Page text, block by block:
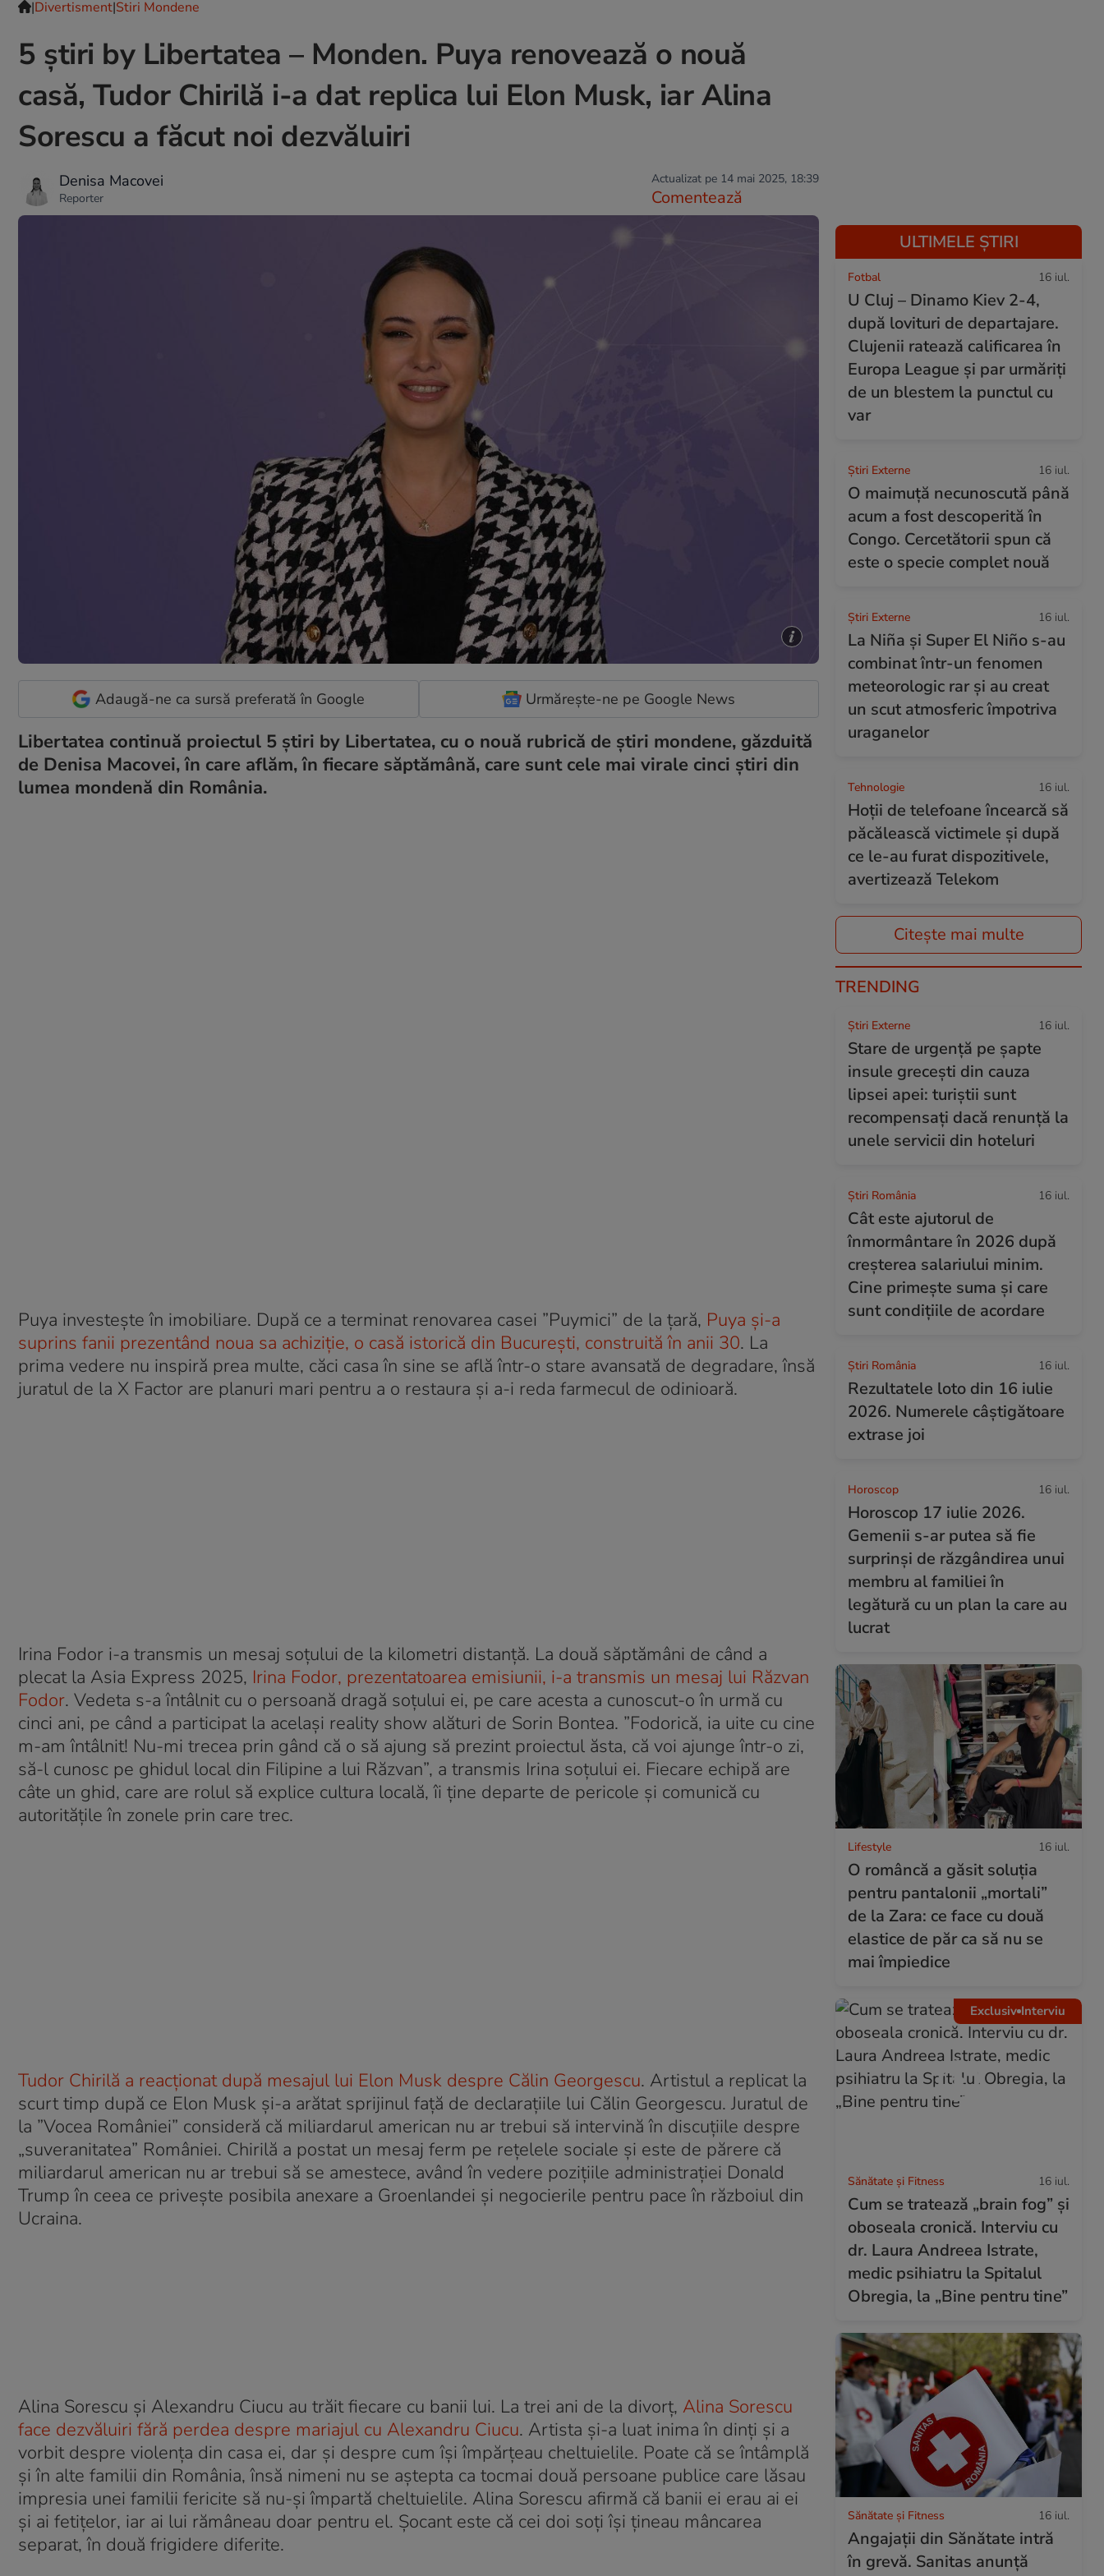
|Divertisment|Stiri Mondene
5 știri by Libertatea – Monden. Puya renovează o nouă
casă, Tudor Chirilă i-a dat replica lui Elon Musk, iar Alina
Sorescu a făcut noi dezvăluiri
Denisa Macovei
Reporter
Actualizat pe 14 mai 2025, 18:39
Comentează
Adaugă-ne ca sursă preferată în Google Urmărește-ne pe Google News
Libertatea continuă proiectul 5 știri by Libertatea, cu o nouă rubrică de știri mondene, găzduită
de Denisa Macovei, în care aflăm, în fiecare săptămână, care sunt cele mai virale cinci știri din
lumea mondenă din România.
Puya investește în imobiliare. După ce a terminat renovarea casei ”Puymici” de la țară, Puya și-a
suprins fanii prezentând noua sa achiziție, o casă istorică din București, construită în anii 30. La
prima vedere nu inspiră prea multe, căci casa în sine se află într-o stare avansată de degradare, însă
juratul de la X Factor are planuri mari pentru a o restaura și a-i reda farmecul de odinioară.
Irina Fodor i-a transmis un mesaj soțului de la kilometri distanță. La două săptămâni de când a
plecat la Asia Express 2025, Irina Fodor, prezentatoarea emisiunii, i-a transmis un mesaj lui Răzvan
Fodor. Vedeta s-a întâlnit cu o persoană dragă soțului ei, pe care acesta a cunoscut-o în urmă cu
cinci ani, pe când a participat la același reality show alături de Sorin Bontea. ”Fodorică, ia uite cu cine
m-am întâlnit! Nu-mi trecea prin gând că o să ajung să prezint proiectul ăsta, că voi ajunge într-o zi,
să-l cunosc pe ghidul local din Filipine a lui Răzvan”, a transmis Irina soțului ei. Fiecare echipă are
câte un ghid, care are rolul să explice cultura locală, îi ține departe de pericole și comunică cu
autoritățile în zonele prin care trec.
Tudor Chirilă a reacționat după mesajul lui Elon Musk despre Călin Georgescu. Artistul a replicat la
scurt timp după ce Elon Musk și-a arătat sprijinul față de declarațiile lui Călin Georgescu. Juratul de
la ”Vocea României” consideră că miliardarul american nu ar trebui să intervină în discuțiile despre
„suveranitatea” României. Chirilă a postat un mesaj ferm pe rețelele sociale și este de părere că
miliardarul american nu ar trebui să se amestece, având în vedere pozițiile administrației Donald
Trump în ceea ce privește posibila anexare a Groenlandei și negocierile pentru pace în războiul din
Ucraina.
Alina Sorescu și Alexandru Ciucu au trăit fiecare cu banii lui. La trei ani de la divorț, Alina Sorescu
face dezvăluiri fără perdea despre mariajul cu Alexandru Ciucu. Artista și-a luat inima în dinți și a
vorbit despre violența din casa ei, dar și despre cum își împărțeau cheltuielile. Poate că se întâmplă
și în alte familii din România, însă nimeni nu se aștepta ca tocmai două persoane publice care lăsau
impresia unei familii fericite să nu-și împartă cheltuielile. Alina Sorescu afirmă că banii ei erau ai ei
și ai fetițelor, iar ai lui rămâneau doar pentru el. Șocant este că cei doi soți își țineau mâncarea
separat, în două frigidere diferite.
ULTIMELE ȘTIRI
Fotbal 16 iul.
U Cluj – Dinamo Kiev 2-4,
după lovituri de departajare.
Clujenii ratează calificarea în
Europa League și par urmăriți
de un blestem la punctul cu
var
Știri Externe 16 iul.
O maimuță necunoscută până
acum a fost descoperită în
Congo. Cercetătorii spun că
este o specie complet nouă
Știri Externe 16 iul.
La Niña și Super El Niño s-au
combinat într-un fenomen
meteorologic rar și au creat
un scut atmosferic împotriva
uraganelor
Tehnologie 16 iul.
Hoții de telefoane încearcă să
păcălească victimele și după
ce le-au furat dispozitivele,
avertizează Telekom
Citește mai multe
TRENDING
Știri Externe 16 iul.
Stare de urgență pe șapte
insule grecești din cauza
lipsei apei: turiștii sunt
recompensați dacă renunță la
unele servicii din hoteluri
Știri România 16 iul.
Cât este ajutorul de
înmormântare în 2026 după
creșterea salariului minim.
Cine primește suma și care
sunt condițiile de acordare
Știri România 16 iul.
Rezultatele loto din 16 iulie
2026. Numerele câștigătoare
extrase joi
Horoscop 16 iul.
Horoscop 17 iulie 2026.
Gemenii s-ar putea să fie
surprinși de răzgândirea unui
membru al familiei în
legătură cu un plan la care au
lucrat
Lifestyle 16 iul.
O româncă a găsit soluția
pentru pantalonii „mortali”
de la Zara: ce face cu două
elastice de păr ca să nu se
mai împiedice
Exclusiv Interviu
Sănătate și Fitness 16 iul.
Cum se tratează „brain fog” și
oboseala cronică. Interviu cu
dr. Laura Andreea Istrate,
medic psihiatru la Spitalul
Obregia, la „Bine pentru tine”
Sănătate și Fitness 16 iul.
Angajații din Sănătate intră
în grevă. Sanitas anunță